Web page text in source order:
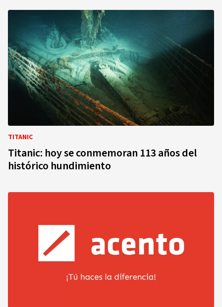
TITANIC
Titanic: hoy se conmemoran 113 años del
histórico hundimiento